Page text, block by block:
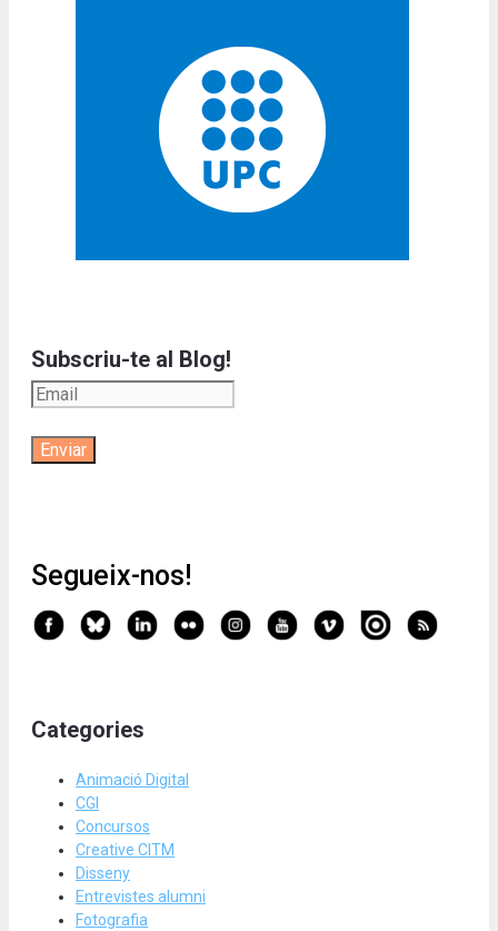
Subscriu-te al Blog!
Segueix-nos!
Categories
Animació Digital
CGI
Concursos
Creative CITM
Disseny
Entrevistes alumni
Fotografia